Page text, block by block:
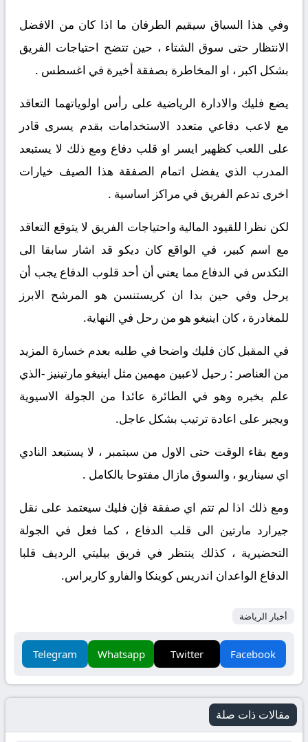
وفي هذا السياق سيقيم الطرفان ما اذا كان من الافضل
الانتظار حتى سوق الشتاء ، حين تتضح احتياجات الفريق
بشكل اكبر ، او المخاطرة بصفقة أخيرة في اغسطس .
يضع فليك والادارة الرياضية على رأس اولوياتهما التعاقد
مع لاعب دفاعي متعدد الاستخدامات بقدم يسرى قادر
على اللعب كظهير ايسر او قلب دفاع ومع ذلك لا يستبعد
المدرب الذي يفضل اتمام الصفقة هذا الصيف خيارات
اخرى تدعم الفريق في مراكز اساسية .
لكن نظرا للقيود المالية واحتياجات الفريق لا يتوقع التعاقد
مع اسم كبير، في الواقع كان ديكو قد اشار سابقا الى
التكدس في الدفاع مما يعني أن أحد قلوب الدفاع يجب أن
يرحل وفي حين بدا ان كريستنسن هو المرشح الابرز
للمغادرة ، كان اينيغو هو من رحل في النهاية.
في المقبل كان فليك واضحا في طلبه بعدم خسارة المزيد
من العناصر : رحيل لاعبين مهمين مثل اينيغو مارتينيز -الذي
علم بخبره وهو في الطائرة عائدا من الجولة الاسيوية
ويجبر على اعادة ترتيب بشكل عاجل.
ومع بقاء الوقت حتى الاول من سبتمبر ، لا يستبعد النادي
اي سيناريو ، والسوق مازال مفتوحا بالكامل .
ومع ذلك اذا لم تتم اي صفقة فإن فليك سيعتمد على نقل
جيرارد مارتين الى قلب الدفاع ، كما فعل في الجولة
التحضيرية ، كذلك ينتظر في فريق بيليتي الرديف قلبا
الدفاع الواعدان اندريس كوينكا والفارو كاريراس.
أخبار الرياضة
Facebook
Twitter
Whatsapp
Telegram
مقالات ذات صلة